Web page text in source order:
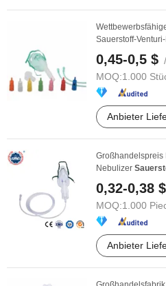
Sauerstoff-
0,45-0,5 $
MOQ:1.000
Anbieter
Großhandelspreis
Nebulizer
0,32-0,38 $
MOQ:1.000
Anbieter